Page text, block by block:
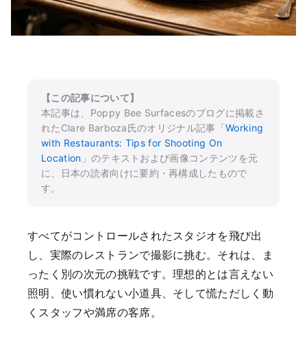
【この記事について】
本記事は、Poppy Bee Surfacesのブログに掲載さ
れたClare Barboza氏のオリジナル記事「Working
with Restaurants: Tips for Shooting On
Location 」のテキストおよび画像コンテンツを元
に、日本の読者向けに要約・再構成したもので
す。
すべてがコントロールされたスタジオを飛び出
し、実際のレストランで撮影に挑む。それは、ま
ったく別の次元の挑戦です。理想的とは言えない
照明、使い慣れない小道具、そして慌ただしく動
くスタッフや満席の客席。